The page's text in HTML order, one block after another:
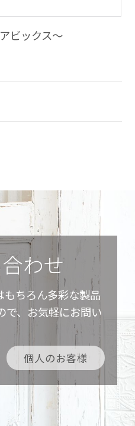
ビックス～
わせ
もちろん多彩な製品
で、お気軽にお問い
個人のお客様